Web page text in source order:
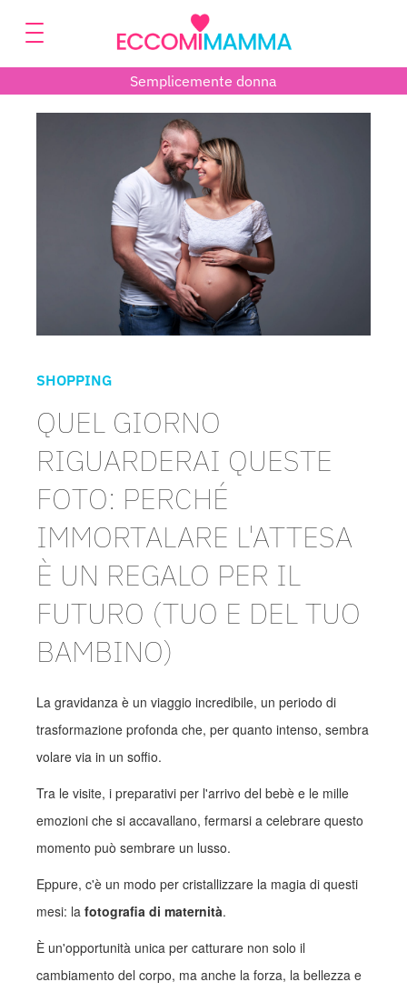
Semplicemente donna
SHOPPING
QUEL GIORNO
RIGUARDERAI QUESTE
FOTO: PERCHÉ
IMMORTALARE L'ATTESA
È UN REGALO PER IL
FUTURO (TUO E DEL TUO
BAMBINO)
La gravidanza è un viaggio incredibile, un periodo di
trasformazione profonda che, per quanto intenso, sembra
volare via in un soffio.
Tra le visite, i preparativi per l'arrivo del bebè e le mille
emozioni che si accavallano, fermarsi a celebrare questo
momento può sembrare un lusso.
Eppure, c'è un modo per cristallizzare la magia di questi
mesi: la fotografia di maternità.
È un'opportunità unica per catturare non solo il
cambiamento del corpo, ma anche la forza, la bellezza e